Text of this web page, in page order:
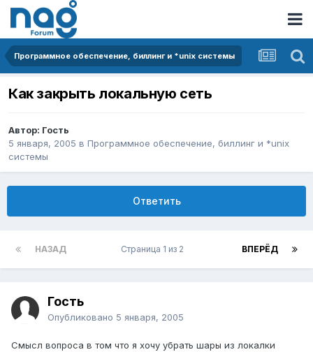
Программное обеспечение, биллинг и *unix системы
Как закрыть локальную сеть
Автор: Гость
5 января, 2005 в Программное обеспечение, биллинг и *unix
системы
Ответить
НАЗАД ВПЕРЁД
Страница 1 из 2
Гость
Опубликовано 5 января, 2005
Смысл вопроса в том что я хочу убрать шары из локалки